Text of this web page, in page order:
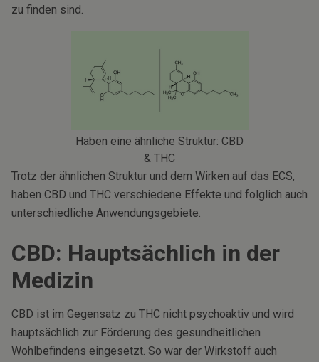
zu finden sind.
Haben eine ähnliche Struktur: CBD
& THC
Trotz der ähnlichen Struktur und dem Wirken auf das ECS,
haben CBD und THC verschiedene Effekte und folglich auch
unterschiedliche Anwendungsgebiete.
CBD: Hauptsächlich in der
Medizin
CBD ist im Gegensatz zu THC nicht psychoaktiv und wird
hauptsächlich zur Förderung des gesundheitlichen
Wohlbefindens eingesetzt. So war der Wirkstoff auch